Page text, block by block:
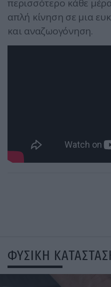
περισσότερο κάθε
απλή κίνηση σε μια
και αναζωογόνηση.
ΦΥΣΙΚΗ